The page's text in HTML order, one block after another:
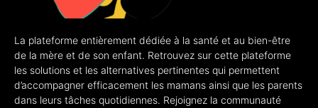
La plateforme entièrement dédiée à la santé et au bien-être
de la mère et de son enfant. Retrouvez sur cette plateforme
les solutions et les alternatives pertinentes qui permettent
d’accompagner efficacement les mamans ainsi que les parents
dans leurs tâches quotidiennes. Rejoignez la communauté